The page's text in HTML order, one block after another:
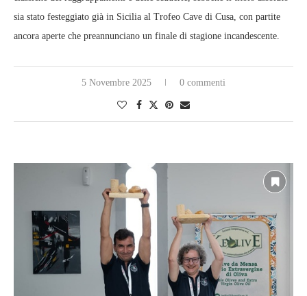
sia stato festeggiato già in Sicilia al Trofeo Cave di Cusa, con partite
ancora aperte che preannunciano un finale di stagione incandescente.
5 Novembre 2025 0 commenti